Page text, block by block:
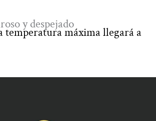
y despejado
temperatura máxima llegará a